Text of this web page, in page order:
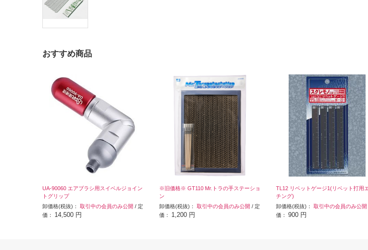
おすすめ商品
UA-90060 エアブラシ用スイベルジョイン
トグリップ
卸価格(税抜)： 取引中の会員のみ公開 / 定
価： 14,500 円
※旧価格※ GT110 Mr.トラの手ステーショ
ン
卸価格(税抜)： 取引中の会員のみ公開 / 定
価： 1,200 円
TL12 リベットゲージ1(リベット打用
チング)
卸価格(税抜)： 取引中の会員のみ公開
価： 900 円